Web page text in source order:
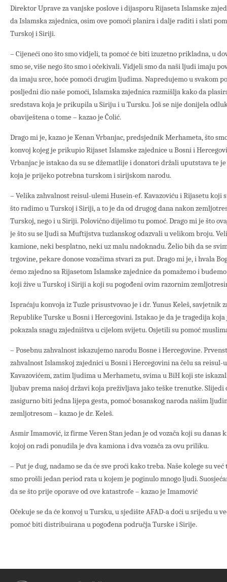
Direktor Uprave za vanjske poslove i dijasporu Rijaseta Islamske
da Islamska zajednica, osim ove pomoći planira i dalje raditi i slati
Turskoj i Siriji.
– Cijeneći ono što smo vidjeli, ta pomoć će biti izuzetno prikladna, u
smo se, više nego što smo i očekivali. Vidjeli smo da naši ljudi imaju
da imaju srce, hoće pomoći drugim ljudima. Napredujemo u svakom
posljedni dio naše pomoći, Islamska zajednica razmišlja kako da
sredstava koja je prikupila u Siriju i u Tursku. Još se nije donijela
obaviještena o tome – kazao je Čolić.
Drago mi je, kazao je Kenan Vrbanjac, predsjednik Merhameta, što
konvoj kojeg je prikupio Rijaset Islamske zajednice u Bosni i
Vrbanjac je istakao da su se džematlije i donatori držali uputstava te
koja je prijeko potrebna turskom i sirijskom narodu.
– Velika zahvalnost reisul-ulemi Husein-ef. Kavazoviću i Rijasetu koji
što radimo u Turskoj i Siriji, a to je da od drugog dana nakon
Turskoj, nego i u Siriji. Polovično dijelimo tu pomoć. Drago mi je što
je što su se ljudi sa Muftijstva tuzlanskog odazvali u velikom broju.
kamione, neki besplatno, neki uz malu nadoknadu. Želio bih da se
trgovine, pekare donose vozačima stvari za put. Drago mi je, i hvala
ćemo zajedno sa Rijasetom Islamske zajednice da pomažemo i
koji žive u Turskoj i Siriji a koji su pogođeni ovim razornim
Ispraćaju konvoja iz Tuzle prisustvovao je i dr. Yunus Keleš, savjetnik
Republike Turske u Bosni i Hercegovini. Istakao je da je tragedija
pokazala snagu zajedništva u cijelom svijetu. Osjetili su pomoć
– Posebnu zahvalnost iskazujemo narodu Bosne i Hercegovine.
zahvalnost Islamskoj zajednici u Bosni i Hercegovini na čelu sa reisul-
Kavazovićem, zatim ljudima u Merhametu, svima u BiH koji ste
ljubav prema našoj državi koja preživljava jako teške trenutke. Slijedi
zasigurno biti jedna lijepa gesta, pomoć bosanskog naroda našim
zemljotresom – kazao je dr. Keleš.
Asmir Imamović, iz firme Veren Stan jedan je od vozača koji su
kojoj on radi ponudila je dva kamiona i dva vozača za ovu priliku.
– Put je dug, nadamo se da će sve proći kako treba. Naše kolege su
smo prošli jedan period rata u kojem je poginulo mnogo ljudi.
da se što prije oporave od ove katastrofe – kazao je Imamović
Očekuje se da će konvoj u Tursku, u sjedište AFAD-a doći u srijedu u
pomoć biti distribuirana u pogođena područja Turske i Sirije.